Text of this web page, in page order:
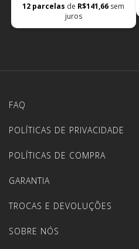
12 parcelas de R$141,66 sem
juros
FAQ
POLÍTICAS DE PRIVACIDADE
POLÍTICAS DE COMPRA
GARANTIA
TROCAS E DEVOLUÇÕES
SOBRE NÓS